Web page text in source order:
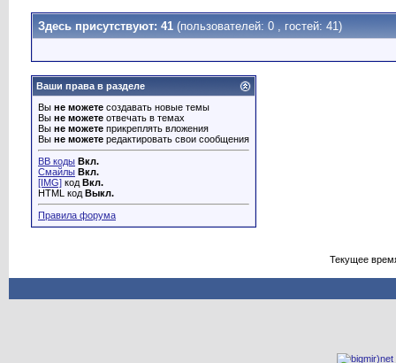
Здесь присутствуют: 41 (пользователей: 0 , гостей: 41)
Ваши права в разделе
Вы не можете создавать новые темы
Вы не можете отвечать в темах
Вы не можете прикреплять вложения
Вы не можете редактировать свои сообщения
BB коды Вкл.
Смайлы Вкл.
[IMG] код Вкл.
HTML код Выкл.
Правила форума
Текущее